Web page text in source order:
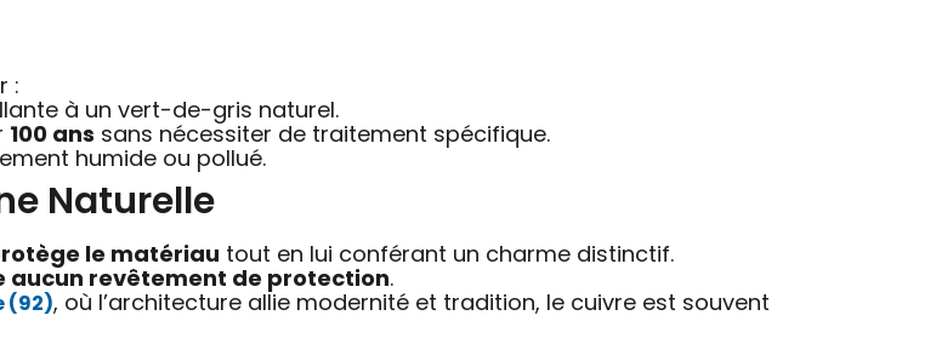
:
à un vert-de-gris naturel.
100 ans sans nécessiter de traitement spécifique.
humide ou pollué.
Naturelle
le matériau tout en lui conférant un charme distinctif.
aucun revêtement de protection.
(92), où l’architecture allie modernité et tradition, le cuivre est souvent